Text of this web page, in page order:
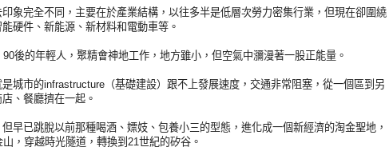
象完全不同，主要在於產業結構，以往多半是低層次勞力密集行業，但現在卻圍繞
硬件、新能源、新材料和電動車等。
後的年輕人，聚精會神地工作，地方雖小，但空氣中瀰漫著一股正能量。
城市的infrastructure（基礎建設）跟不上發展速度，交通非常阻塞，從一個區到另
、餐廳擠在一起。
早已跳脫以前那種喝酒、嫖妓、包養小三的型態，進化成一個新經濟的淘金聖地，
，穿越時光隧道，轉換到21世紀的矽谷。